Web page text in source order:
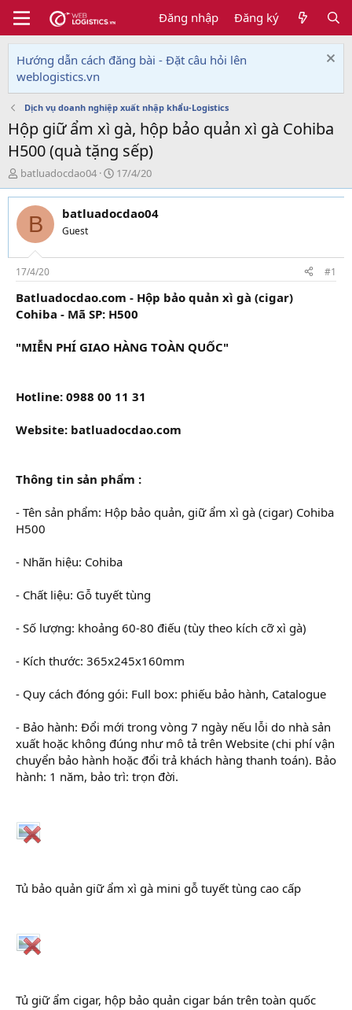
Đăng nhập Đăng ký
Hướng dẫn cách đăng bài - Đặt câu hỏi lên
weblogistics.vn
Dịch vụ doanh nghiệp xuất nhập khẩu-Logistics
Hộp giữ ẩm xì gà, hộp bảo quản xì gà Cohiba
H500 (quà tặng sếp)
T
h
r
e
d
s
t
a
r
t
r
batluadocdao04
N
g
à
y
i
17/4/20
B batluadocdao04
Guest
17/4/20 #1
Batluadocdao.com - Hộp bảo quản xì gà (cigar)
Cohiba - Mã SP: H500
"MIỄN PHÍ GIAO HÀNG TOÀN QUỐC"
Hotline: 0988 00 11 31
Website: batluadocdao.com
Thông tin sản phẩm :
- Tên sản phẩm: Hộp bảo quản, giữ ẩm xì gà (cigar) Cohiba
H500
- Nhãn hiệu: Cohiba
- Chất liệu: Gỗ tuyết tùng
- Số lượng: khoảng 60-80 điếu (tùy theo kích cỡ xì gà)
- Kích thước: 365x245x160mm
- Quy cách đóng gói: Full box: phiếu bảo hành, Catalogue
- Bảo hành: Đổi mới trong vòng 7 ngày nếu lỗi do nhà sản
xuất hoặc không đúng như mô tả trên Website (chi phí vận
chuyển bảo hành hoặc đổi trả khách hàng thanh toán). Bảo
hành: 1 năm, bảo trì: trọn đời.
Tủ bảo quản giữ ẩm xì gà mini gỗ tuyết tùng cao cấp
Tủ giữ ẩm cigar, hộp bảo quản cigar bán trên toàn quốc